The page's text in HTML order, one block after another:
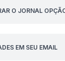
O JORNAL
EM SEU EMAIL